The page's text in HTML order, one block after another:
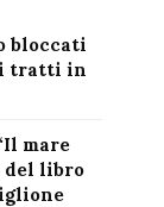
bloccati
tratti in
mare
del libro